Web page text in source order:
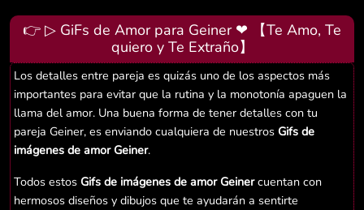
👉 ▷ GiFs de Amor para Geiner ❤ 【Te Amo, Te
quiero y Te Extraño】
Los detalles entre pareja es quizás uno de los aspectos más
importantes para evitar que la rutina y la monotonía apaguen la
llama del amor. Una buena forma de tener detalles con tu
pareja Geiner, es enviando cualquiera de nuestros Gifs de
imágenes de amor Geiner.
Todos estos Gifs de imágenes de amor Geinercuentan con
hermosos diseños y dibujos que te ayudarán a sentirte